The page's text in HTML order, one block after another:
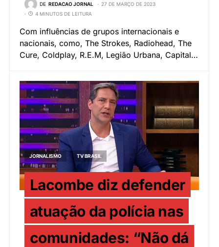
DE REDACAO JORNAL
27 DE MARÇO DE 2023
4 MINUTOS DE LEITURA
Com influências de grupos internacionais e
nacionais, como, The Strokes, Radiohead, The
Cure, Coldplay, R.E.M, Legião Urbana, Capital…
JORNALISMO TV BRASIL
Lacombe diz defender
atuação da polícia nas
comunidades: “Não dá